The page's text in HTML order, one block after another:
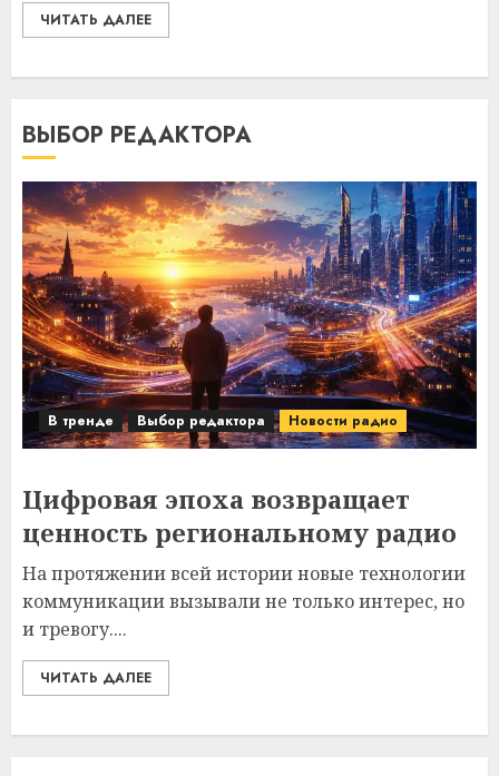
ЧИТАТЬ ДАЛЕЕ
ВЫБОР РЕДАКТОРА
В тренде Выбор редактора Новости радио
Цифровая эпоха возвращает
ценность региональному радио
На протяжении всей истории новые технологии
коммуникации вызывали не только интерес, но
и тревогу....
ЧИТАТЬ ДАЛЕЕ